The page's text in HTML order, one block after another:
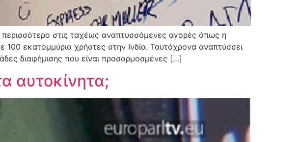
στις ταχέως αναπτυσσόμενες αγορές όπως η
εκατομμύρια χρήστες στην Ινδία. Ταυτόχρονα αναπτύσσει
διαφήμισης που είναι προσαρμοσμένες […]
αυτοκίνητα;